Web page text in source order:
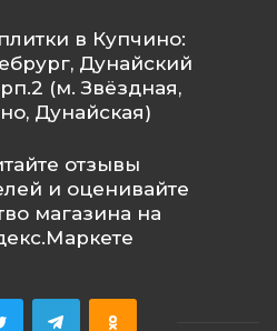
в Купчино:
Дунайский
(м. Звёздная,
Дунайская)